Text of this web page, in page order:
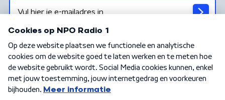
Algemene voorwaarden